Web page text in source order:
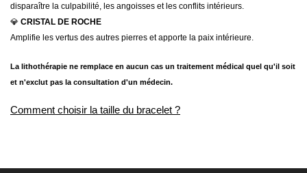
disparaître la culpabilité, les angoisses et les conflits intérieurs.
💎 CRISTAL DE ROCHE
Amplifie les vertus des autres pierres et apporte la paix intérieure.
La lithothérapie ne remplace en aucun cas un traitement médical quel qu'il soit
et n'exclut pas la consultation d'un médecin.
Comment choisir la taille du bracelet ?